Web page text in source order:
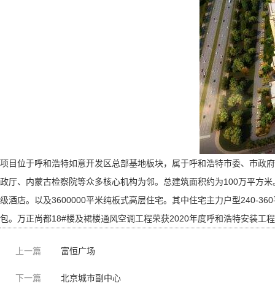
项目位于呼和浩特如意开发区总部基地板块，属于呼和浩特市委、市政
政厅、内蒙古检察院等众多核心机构为邻。总建筑面积约为100万平方
级酒店。以及3600000平米纯板式高层住宅。其中住宅主力户型240-
包。万正尚都18#楼及裙楼通风空调工程荣获2020年度呼和浩特安装工
上一篇 富恒广场
下一篇 北京城市副中心